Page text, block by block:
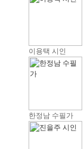
이용택 시인
한정남 수필가